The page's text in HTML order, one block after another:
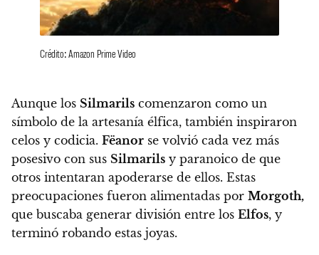
Crédito: Amazon Prime Video
Aunque los Silmarils comenzaron como un
símbolo de la artesanía élfica, también inspiraron
celos y codicia. Fëanor se volvió cada vez más
posesivo con sus Silmarils y paranoico de que
otros intentaran apoderarse de ellos. Estas
preocupaciones fueron alimentadas por Morgoth,
que buscaba generar división entre los Elfos, y
terminó robando estas joyas.